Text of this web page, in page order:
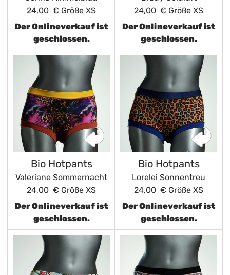
24,00 € Größe XS
Der Onlineverkauf ist
geschlossen.
24,00 € Größe XS
Der Onlineverkauf ist
geschlossen.
Bio Hotpants
Valeriane Sommernacht
24,00 € Größe XS
Der Onlineverkauf ist
geschlossen.
Bio Hotpants
Lorelei Sonnentreu
24,00 € Größe XS
Der Onlineverkauf ist
geschlossen.